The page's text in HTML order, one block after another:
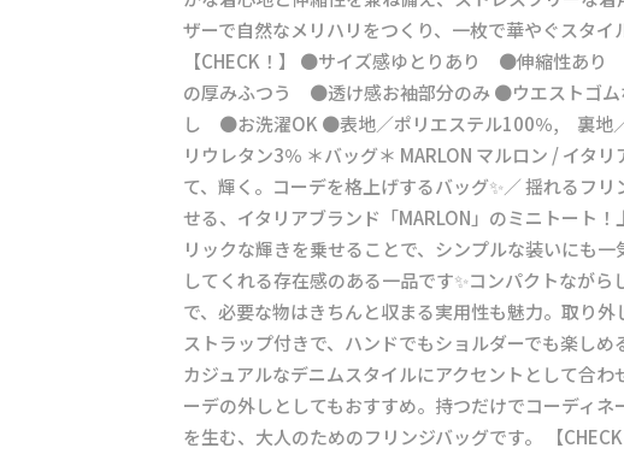
ザーで自然なメリハリをつくり、一枚で華やぐスタイ
【CHECK！】 ●サイズ感ゆとりあり ●伸縮性あ
の厚みふつう ●透け感お袖部分のみ ●ウエストゴ
し ●お洗濯OK ●表地／ポリエステル100％, 裏地
リウレタン3％ ＊バッグ＊ MARLON マルロン / イタ
て、輝く。コーデを格上げするバッグ✨／ 揺れるフ
せる、イタリアブランド「MARLON」のミニトート！
リックな輝きを乗せることで、シンプルな装いにも一
してくれる存在感のある一品です✨コンパクトながら
で、必要な物はきちんと収まる実用性も魅力。取り外
ストラップ付きで、ハンドでもショルダーでも楽しめ
カジュアルなデニムスタイルにアクセントとして合わ
ーデの外しとしてもおすすめ。持つだけでコーディネ
を生む、大人のためのフリンジバッグです。 【